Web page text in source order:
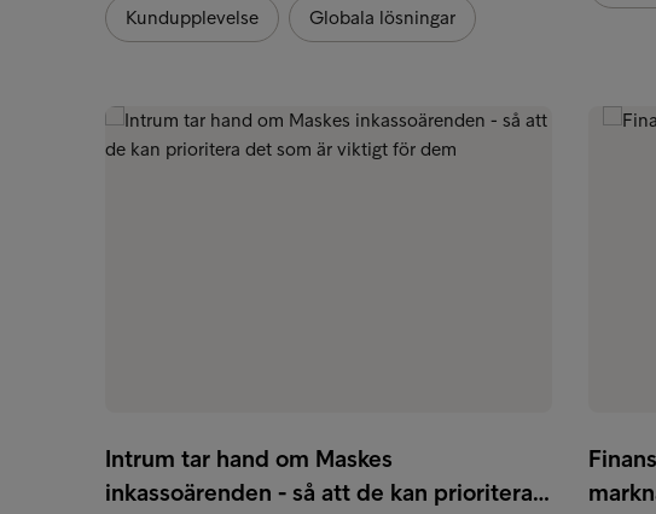
Kundupplevelse Globala lösningar
Intrum tar hand om Maskes
inkassoärenden - så att de kan prioritera…